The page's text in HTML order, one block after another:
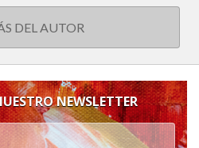
DEL AUTOR
NEWSLETTER